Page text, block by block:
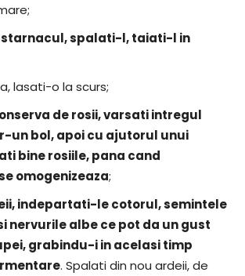
spalati-l, taiati-l in
lasati-o la scurs;
de rosii, varsati intregul
un bol, apoi cu ajutorul unui
bine rosiile, pana cand
omogenizeaza;
indepartati-le cotorul, semintele
nervurile albe ce pot da un gust
grabindu-i in acelasi timp
. Spalati din nou ardeii, de